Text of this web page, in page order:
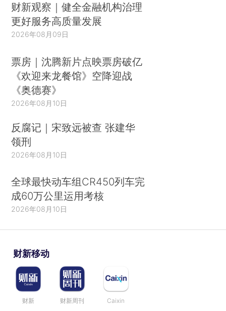
财新观察｜健全金融机构治理
更好服务高质量发展
2026年08月09日
票房｜沈腾新片点映票房破亿
《欢迎来龙餐馆》空降迎战
《奥德赛》
2026年08月10日
反腐记｜宋致远被查 张建华
领刑
2026年08月10日
全球最快动车组CR450列车完
成60万公里运用考核
2026年08月10日
财新移动
财新 财新周刊 Caixin